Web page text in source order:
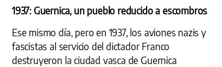
1937: Guernica, un pueblo reducido a escombros
Ese mismo día, pero en 1937, los aviones nazis y
fascistas al servicio del dictador Franco
destruyeron la ciudad vasca de Guernica